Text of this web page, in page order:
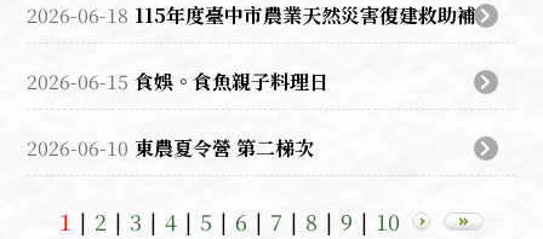
2026-06-18 115年度臺中市農業天然災害復建救助補助計畫
2026-06-15 食娛。食魚親子料理日
2026-06-10 東農夏令營 第二梯次
1 | 2 | 3 | 4 | 5 | 6 | 7 | 8 | 9 | 10